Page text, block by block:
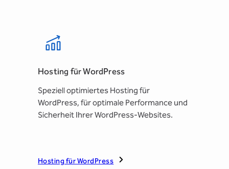
Hosting für WordPress
Speziell optimiertes Hosting für
WordPress, für optimale Performance und
Sicherheit Ihrer WordPress-Websites.
Hosting für WordPress